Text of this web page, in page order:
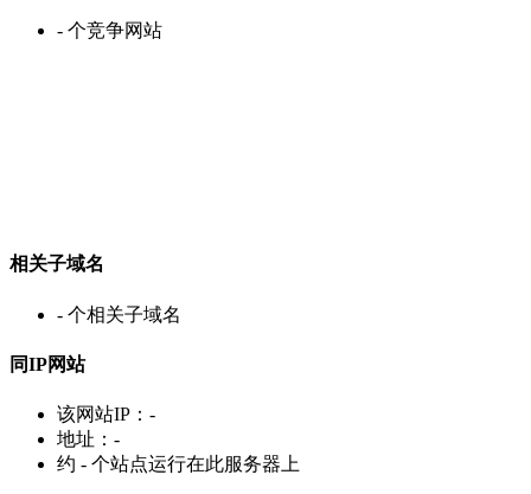
- 个竞争网站
相关子域名
- 个相关子域名
同IP网站
该网站IP： -
地址： -
约 - 个站点运行在此服务器上